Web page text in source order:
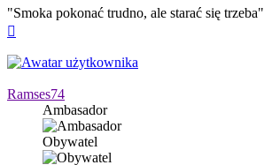
"Smoka pokonać trudno, ale starać się trzeba"
Ramses74
Ambasador
Obywatel